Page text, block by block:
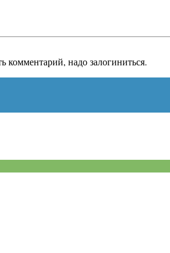
комментарий, надо залогиниться.